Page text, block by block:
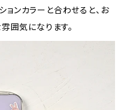
ンカラーと合わせると、お
囲気になります。